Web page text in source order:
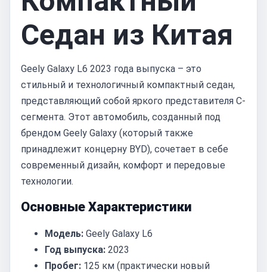
Седан из Китая
Geely Galaxy L6 2023 года выпуска – это
стильный и технологичный компактный седан,
представляющий собой яркого представителя C-
сегмента. Этот автомобиль, созданный под
брендом Geely Galaxy (который также
принадлежит концерну BYD), сочетает в себе
современный дизайн, комфорт и передовые
технологии.
Основные Характеристики
Модель: Geely Galaxy L6
Год выпуска: 2023
Пробег: 125 км (практически новый